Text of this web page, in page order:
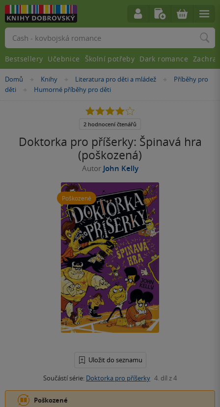
Nacházíte
se
Domů »Knihy »Literatura pro děti a mládež »Příběhy pro
děti
»Humorné příběhy pro děti
Doktorka pro příšerky: Špinavá hra
(poškozená)
Autor John Kelly
Poškozené
Uložit do seznamu
Součástí série: Doktorka pro příšerky 4. díl z 4
4.0
5
2 hodnocení čtenářů
Poškozené
Vyhledávání
Bestsellery Učebnice Školní potřeby Dark romance